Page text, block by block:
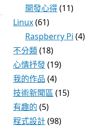
開發心得(11)
Linux(61)
Raspberry Pi (4)
不分類(18)
心情抒發(19)
我的作品 (4)
技術新聞區 (15)
有趣的 (5)
程式設計(98)